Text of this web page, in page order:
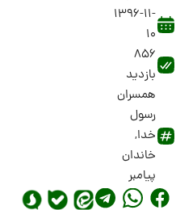
1396-11-
10
856
بازدید
همسران
رسول
خدا,
خاندان
پیامبر